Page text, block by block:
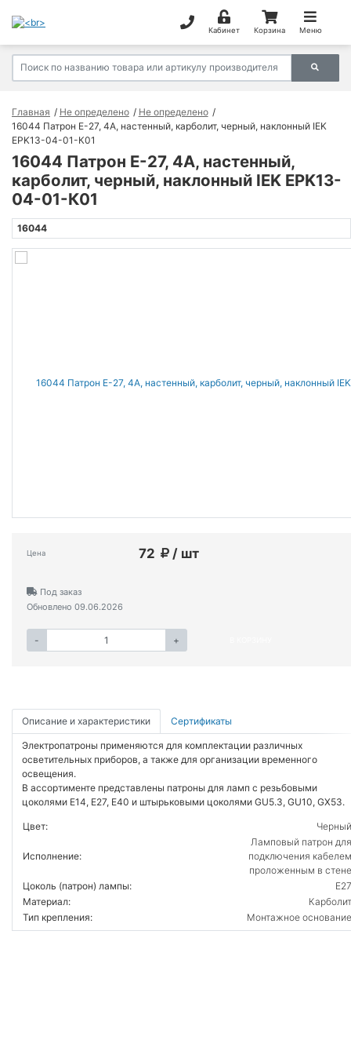
Кабинет Корзина Меню
Главная Не определено
Не определено
16044 Патрон Е-27, 4А, настенный, карболит, черный, наклонный IEK
EPK13-04-01-К01
16044 Патрон Е-27, 4А, настенный,
карболит, черный, наклонный IEK EPK13-
04-01-К01
16044
Цена 72 / шт
Под заказ
Обновлено 09.06.2026
- +
Описание и характеристики Сертификаты
Электропатроны применяются для комплектации различных
осветительных приборов, а также для организации временного
освещения.
В ассортименте представлены патроны для ламп с резьбовыми
цоколями E14, E27, E40 и штырьковыми цоколями GU5.3, GU10, GX53.
Цвет: Черный
Исполнение:
Ламповый патрон для
подключения кабелем
проложенным в стене
Цоколь (патрон) лампы:
E27
Материал:
Карболит
Тип крепления:
Монтажное основание